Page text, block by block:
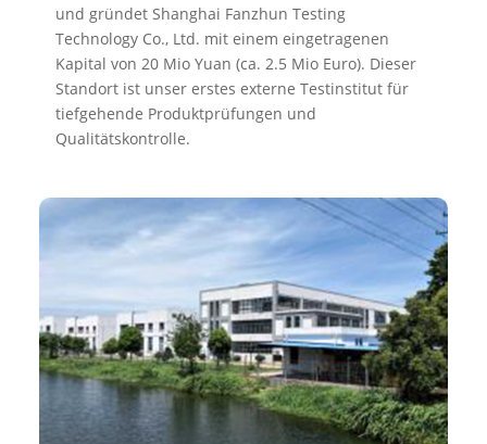
und gründet Shanghai Fanzhun Testing
Technology Co., Ltd. mit einem eingetragenen
Kapital von 20 Mio Yuan (ca. 2.5 Mio Euro). Dieser
Standort ist unser erstes externe Testinstitut für
tiefgehende Produktprüfungen und
Qualitätskontrolle.